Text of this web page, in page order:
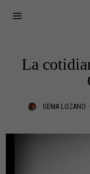
La
GEMA LOZANO